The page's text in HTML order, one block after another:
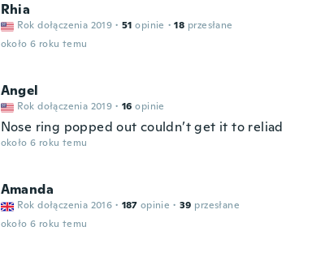
Rhia
Rok dołączenia 2019 · 51 opinie · 18 przesłane
około 6 roku temu
Angel
Rok dołączenia 2019 · 16 opinie
Nose ring popped out couldn’t get it to reliad
około 6 roku temu
Amanda
Rok dołączenia 2016 · 187 opinie · 39 przesłane
około 6 roku temu